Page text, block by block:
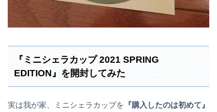
『ミニシェラカップ 2021 SPRING
EDITION』を開封してみた
実は我が家、ミニシェラカップを 『購入したのは初めて』